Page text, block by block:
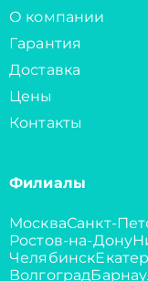
О компании
Гарантия
Доставка
Цены
Контакты
Филиалы
МоскваСанкт-
Ростов-на-Дону
Челябинск
Волгоград